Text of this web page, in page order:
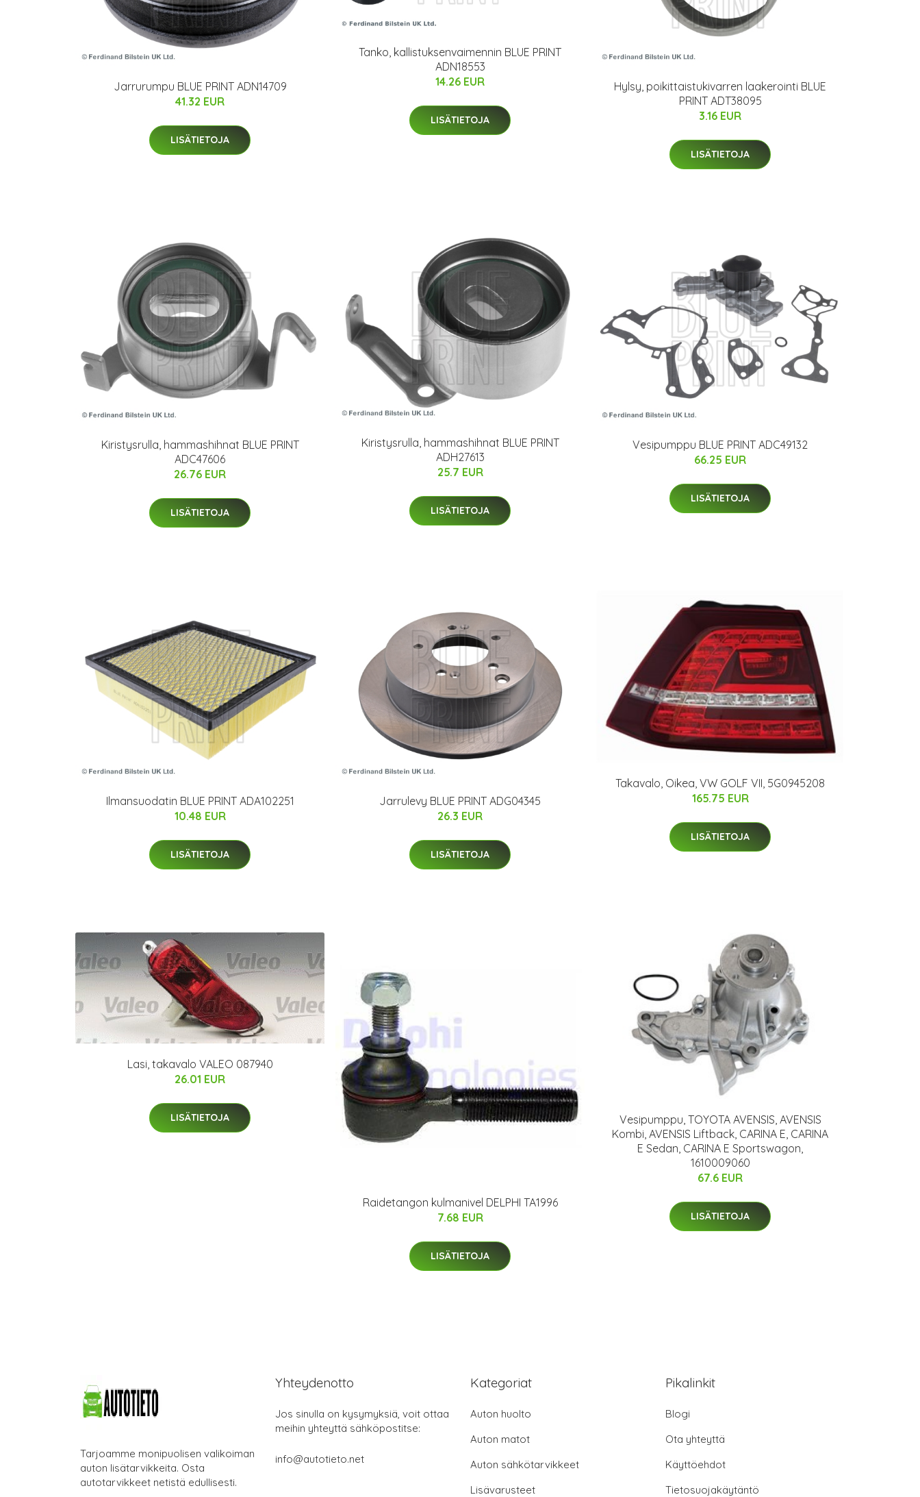
Jarrurumpu BLUE PRINT ADN14709
41.32 EUR
LISÄTIETOJA
Tanko, kallistuksenvaimennin BLUE PRINT
ADN18553
14.26 EUR
LISÄTIETOJA
Hylsy, poikittaistukivarren laakerointi BLUE
PRINT ADT38095
3.16 EUR
LISÄTIETOJA
Kiristysrulla, hammashihnat BLUE PRINT
ADC47606
26.76 EUR
LISÄTIETOJA
Kiristysrulla, hammashihnat BLUE PRINT
ADH27613
25.7 EUR
LISÄTIETOJA
Vesipumppu BLUE PRINT ADC49132
66.25 EUR
LISÄTIETOJA
Ilmansuodatin BLUE PRINT ADA102251
10.48 EUR
LISÄTIETOJA
Jarrulevy BLUE PRINT ADG04345
26.3 EUR
LISÄTIETOJA
Takavalo, Oikea, VW GOLF VII, 5G0945208
165.75 EUR
LISÄTIETOJA
Lasi, takavalo VALEO 087940
26.01 EUR
LISÄTIETOJA
Raidetangon kulmanivel DELPHI TA1996
7.68 EUR
LISÄTIETOJA
Vesipumppu, TOYOTA AVENSIS, AVENSIS
Kombi, AVENSIS Liftback, CARINA E, CARINA
E Sedan, CARINA E Sportswagon,
1610009060
67.6 EUR
LISÄTIETOJA
Tarjoamme monipuolisen valikoiman
auton lisätarvikkeita. Osta
autotarvikkeet netistä edullisesti.
Yhteydenotto
Jos sinulla on kysymyksiä, voit ottaa
meihin yhteyttä sähköpostitse:
info@autotieto.net
Kategoriat
Auton huolto
Auton matot
Auton sähkötarvikkeet
Lisävarusteet
Pikalinkit
Blogi
Ota yhteyttä
Käyttöehdot
Tietosuojakäytäntö